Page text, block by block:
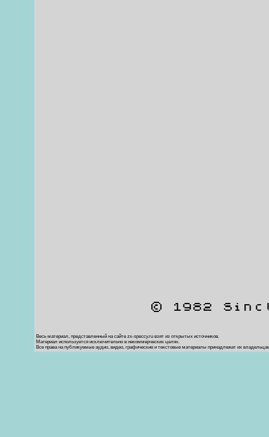
© 1982
Весь материал, представленный на сайте zx-speccy.ru взят из открытых источников.
Материал используется исключительно в некоммерческих целях.
Все права на публикуемые аудио, видео, графические и текстовые материалы принадлежат их